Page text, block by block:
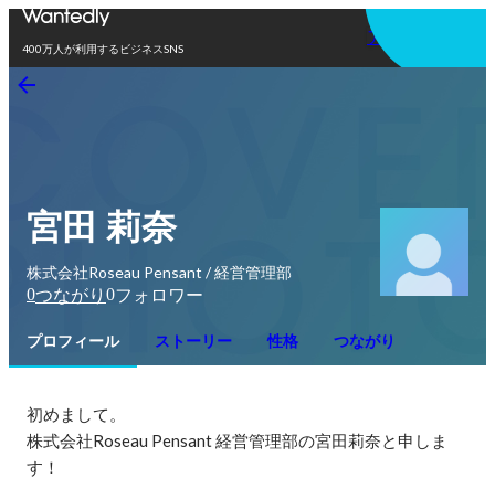
400万人が利用するビジネスSNS
アプリを使う
宮田 莉奈
株式会社Roseau Pensant / 経営管理部
0つながり 0フォロワー
プロフィール ストーリー 性格 つながり
初めまして。
株式会社Roseau Pensant 経営管理部の宮田莉奈と申しま
す！